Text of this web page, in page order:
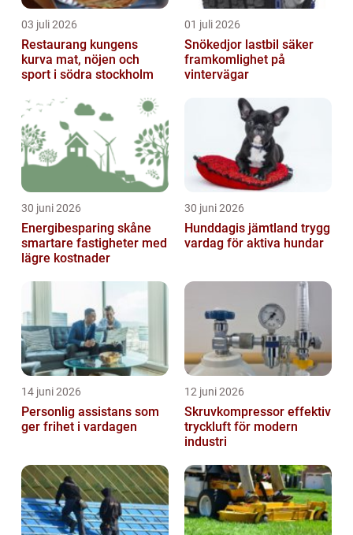
03 juli 2026
Restaurang kungens
kurva mat, nöjen och
sport i södra stockholm
01 juli 2026
Snökedjor lastbil säker
framkomlighet på
vintervägar
30 juni 2026
Energibesparing skåne
smartare fastigheter med
lägre kostnader
30 juni 2026
Hunddagis jämtland trygg
vardag för aktiva hundar
14 juni 2026
Personlig assistans som
ger frihet i vardagen
12 juni 2026
Skruvkompressor effektiv
tryckluft för modern
industri